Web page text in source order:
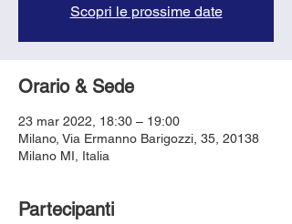
Scopri le prossime date
Orario & Sede
23 mar 2022, 18:30 – 19:00
Milano, Via Ermanno Barigozzi, 35, 20138
Milano MI, Italia
Partecipanti